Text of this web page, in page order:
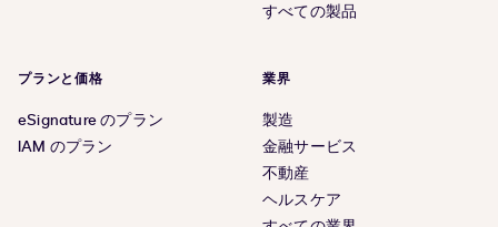
すべての製品
プランと価格
eSignature のプラン
IAM のプラン
業界
製造
金融サービス
不動産
ヘルスケア